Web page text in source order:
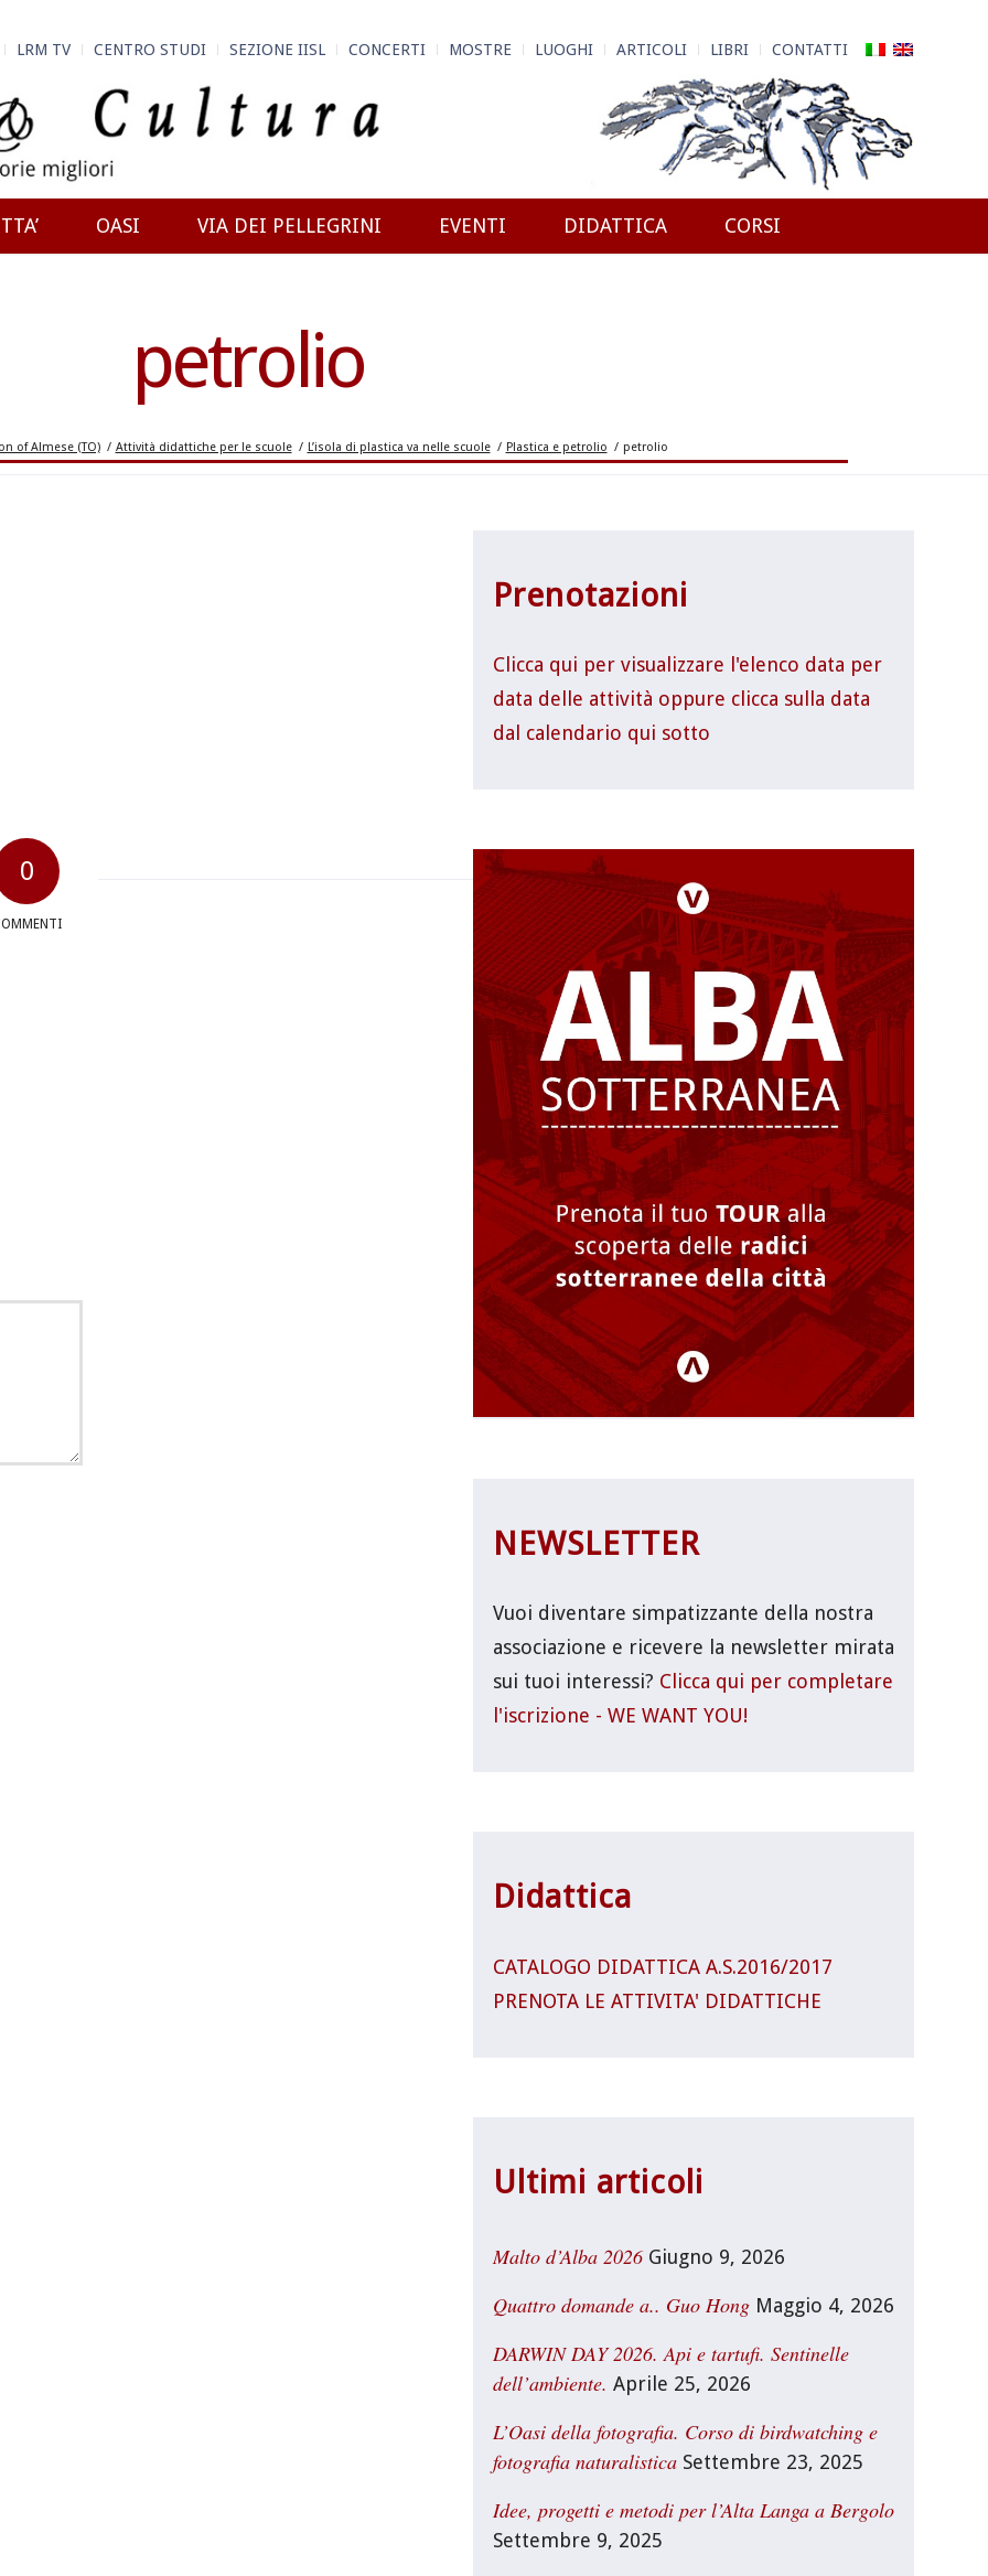
LRM TV CENTRO STUDI SEZIONE IISL CONCERTI MOSTRE LUOGHI ARTICOLI LIBRI CONTATTI
OASI VIA DEI PELLEGRINI EVENTI DIDATTICA CORSI
petrolio
of Almese (TO) / Attività didattiche per le scuole / L’isola di plastica va nelle scuole / Plastica e petrolio / petrolio
0
Prenotazioni
Clicca qui per visualizzare l'elenco data per
data delle attività oppure clicca sulla data
dal calendario qui sotto
NEWSLETTER
Vuoi diventare simpatizzante della nostra
associazione e ricevere la newsletter mirata
sui tuoi interessi? Clicca qui per completare
l'iscrizione - WE WANT YOU!
Didattica
CATALOGO DIDATTICA A.S.2016/2017
PRENOTA LE ATTIVITA' DIDATTICHE
Ultimi articoli
Malto d’Alba 2026 Giugno 9, 2026
Quattro domande a.. Guo Hong Maggio 4, 2026
DARWIN DAY 2026. Api e tartufi. Sentinelle
dell’ambiente. Aprile 25, 2026
L’Oasi della fotografia. Corso di birdwatching e
fotografia naturalistica Settembre 23, 2025
Idee, progetti e metodi per l’Alta Langa a Bergolo
Settembre 9, 2025